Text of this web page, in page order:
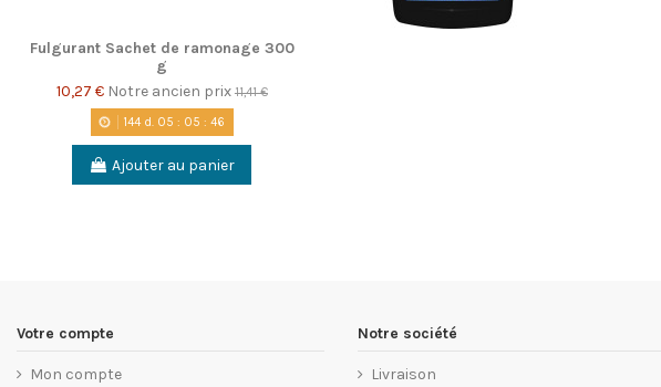
Fulgurant Sachet de ramonage 300
g
10,27 € Notre ancien prix 11,41 €
144d. 05 : 05 : 45
Ajouter au panier
Votre compte
Mon compte
Notre société
Livraison